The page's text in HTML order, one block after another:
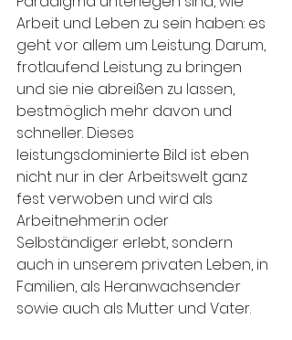
Arbeit und Leben zu sein haben: es
geht vor allem um Leistung. Darum,
frotlaufend Leistung zu bringen
und sie nie abreißen zu lassen,
bestmöglich mehr davon und
schneller. Dieses
leistungsdominierte Bild ist eben
nicht nur in der Arbeitswelt ganz
fest verwoben und wird als
Arbeitnehmer:in oder
Selbständige:r erlebt, sondern
auch in unserem privaten Leben, in
Familien, als Heranwachsende:r
sowie auch als Mutter und Vater.